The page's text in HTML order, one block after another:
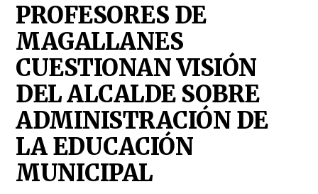
PROFESORES DE
MAGALLANES
CUESTIONAN VISIÓN
DEL ALCALDE SOBRE
ADMINISTRACIÓN DE
LA EDUCACIÓN
MUNICIPAL